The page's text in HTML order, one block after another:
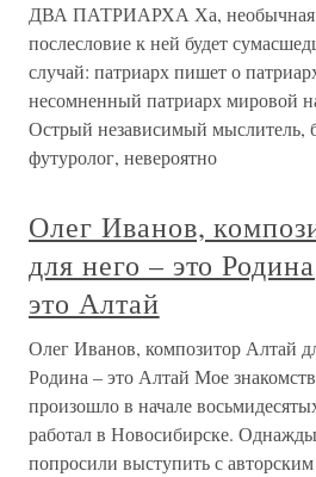
ДВА ПАТРИАРХА Ха, необычная
послесловие к ней будет
случай: патриарх пишет о
несомненный патриарх мировой
Острый независимый мыслитель,
футуролог, невероятно
Олег Иванов,
для него – это
это Алтай
Олег Иванов, композитор Алтай
Родина – это Алтай Мое
произошло в начале
работал в Новосибирске.
попросили выступить с